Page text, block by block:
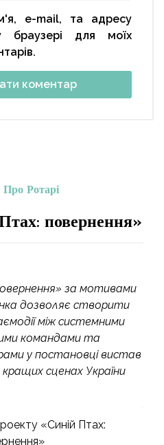
e-mail, та адресу
браузері для моїх
Про Ротарі
повернення»
за мотивами
дозволяє створити
між системними
командами та
у постановці вистав
кращих сценах України